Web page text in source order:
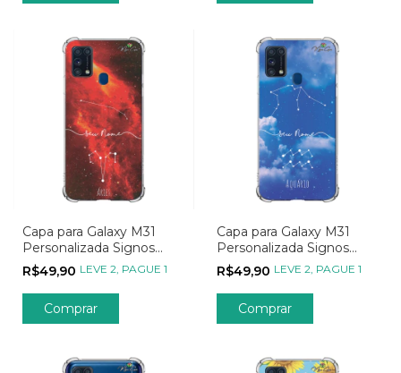
Capa para Galaxy M31
Personalizada Signos
Constelação de Áries
R$49,90 LEVE 2, PAGUE 1
Capa para Galaxy M31
Personalizada Signos
Constelação de Aquário
R$49,90 LEVE 2, PAGUE 1